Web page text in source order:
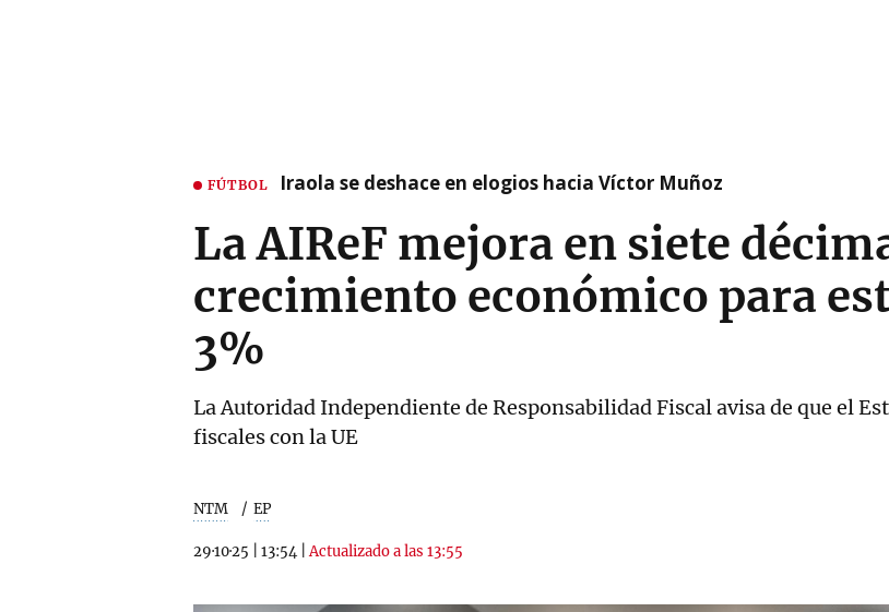
FÚTBOL Iraola se deshace en elogios hacia Víctor Muñoz
La AIReF mejora en siete
crecimiento económico para
3%
La Autoridad Independiente de Responsabilidad Fiscal avisa de que el
fiscales con la UE
NTM EP
29·10·25 13:54 |Actualizado a las 13:55